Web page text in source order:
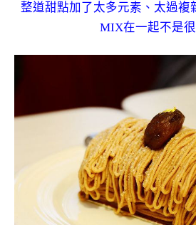
整道甜點加了太多元素、太過複
MIX在一起不是很